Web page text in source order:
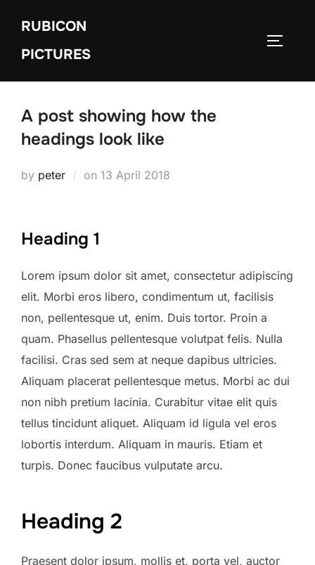
content
RUBICON
PICTURES
A post showing how the
headings look like
by peter on Posted
13 April 2018
Heading 1
Lorem ipsum dolor sit amet, consectetur adipiscing
elit. Morbi eros libero, condimentum ut, facilisis
non, pellentesque ut, enim. Duis tortor. Proin a
quam. Phasellus pellentesque volutpat felis. Nulla
facilisi. Cras sed sem at neque dapibus ultricies.
Aliquam placerat pellentesque metus. Morbi ac dui
non nibh pretium lacinia. Curabitur vitae elit quis
tellus tincidunt aliquet. Aliquam id ligula vel eros
lobortis interdum. Aliquam in mauris. Etiam et
turpis. Donec faucibus vulputate arcu.
Heading 2
Praesent dolor ipsum, mollis et, porta vel, auctor